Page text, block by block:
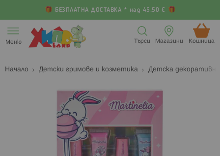
БЕЗПЛАТНА ДОСТАВКА * над 45.50 €
към
съдържанието
Меню Кошница (
Магазини
Търси
Начало Детски гримове и козметика Детска